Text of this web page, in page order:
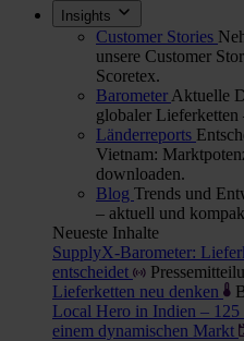
Insights
Customer Stories
unsere Customer
Scoretex.
Barometer Aktuelle
globaler Lieferketten
Länderreports
Vietnam:
downloaden.
Blog Trends und
– aktuell und
Neueste Inhalte
SupplyX-Barometer:
entscheidet
Lieferketten neu denken
Local Hero in Indien – 125
einem dynamischen Markt